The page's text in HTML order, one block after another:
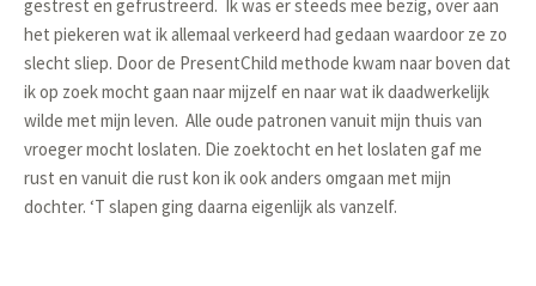
gestrest en gefrustreerd. Ik was er steeds mee bezig, over aan
het piekeren wat ik allemaal verkeerd had gedaan waardoor ze zo
slecht sliep. Door de PresentChild methode kwam naar boven dat
ikop zoek mocht gaan naar mijzelf en naar wat ik daadwerkelijk
wilde met mijn leven. Alle oude patronen vanuit mijn thuis van
vroeger mocht loslaten. Die zoektocht en het loslaten gaf me
rust en vanuit die rust kon ik ook anders omgaan met mijn
dochter.‘T slapen ging daarna eigenlijk als vanzelf.